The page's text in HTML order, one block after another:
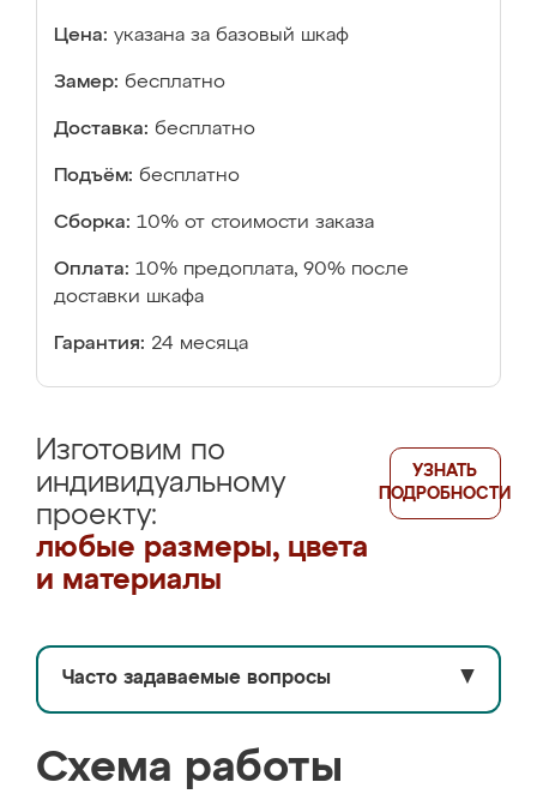
Цена: указана за базовый шкаф
Замер: бесплатно
Доставка: бесплатно
Подъём: бесплатно
Сборка: 10% от стоимости заказа
Оплата: 10% предоплата, 90% после
доставки шкафа
Гарантия: 24 месяца
Изготовим по
индивидуальному
проекту:
любые размеры, цвета
и материалы
УЗНАТЬ
ПОДРОБНОСТИ
Часто задаваемые вопросы ▼
Схема работы